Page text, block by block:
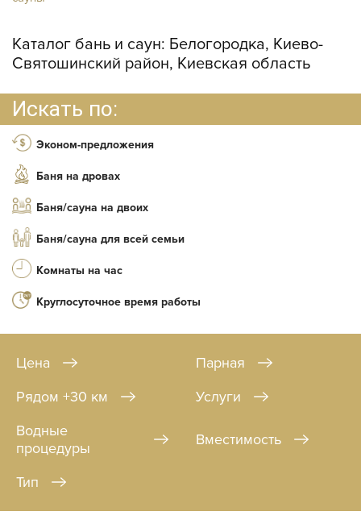
Каталог бань и саун: Белогородка, Киево-
Святошинский район, Киевская область
Искать по:
Эконом-предложения
Баня на дровах
Баня/сауна на двоих
Баня/сауна для всей семьи
Комнаты на час
Круглосуточное время работы
Цена
Парная
Рядом +30 км
Услуги
Водные
процедуры
Вместимость
Тип